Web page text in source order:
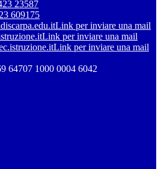
23587
609175
Link per inviare una mail
Link per inviare una mail
Link per inviare una mail
64707 1000 0004 6042